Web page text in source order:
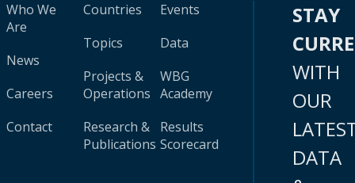
Who We
Are
News
Careers
Contact
Countries
Topics
Projects &
Operations
Research &
Publications
Events
Data
WBG
Academy
Results
Scorecard
STAY
WITH
OUR
DATA